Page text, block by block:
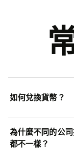
如何兌換貨幣？
為什麼不同的公
都不一樣？